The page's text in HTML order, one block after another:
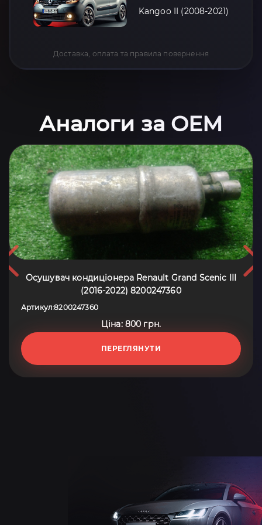
Kangoo II (2008-2021)
Доставка, оплата та правила повернення
Аналоги за OEM
Осушувач кондиціонера Renault Grand Scenic III
(2016-2022) 8200247360
Артикул:8200247360
Ціна: 800 грн.
ПЕРЕГЛЯНУТИ